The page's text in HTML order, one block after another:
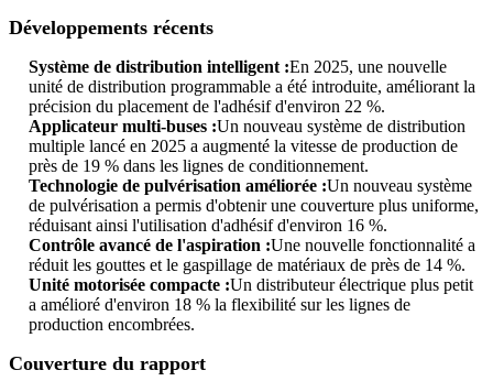
Développements récents
Système de distribution intelligent :En 2025, une nouvelle
unité de distribution programmable a été introduite, améliorant la
précision du placement de l'adhésif d'environ 22 %.
Applicateur multi-buses :Un nouveau système de distribution
multiple lancé en 2025 a augmenté la vitesse de production de
près de 19 % dans les lignes de conditionnement.
Technologie de pulvérisation améliorée :Un nouveau système
de pulvérisation a permis d'obtenir une couverture plus uniforme,
réduisant ainsi l'utilisation d'adhésif d'environ 16 %.
Contrôle avancé de l'aspiration :Une nouvelle fonctionnalité a
réduit les gouttes et le gaspillage de matériaux de près de 14 %.
Unité motorisée compacte :Un distributeur électrique plus petit
a amélioré d'environ 18 % la flexibilité sur les lignes de
production encombrées.
Couverture du rapport